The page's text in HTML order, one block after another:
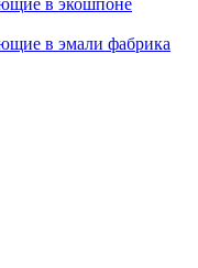
в экошпоне
в эмали фабрика